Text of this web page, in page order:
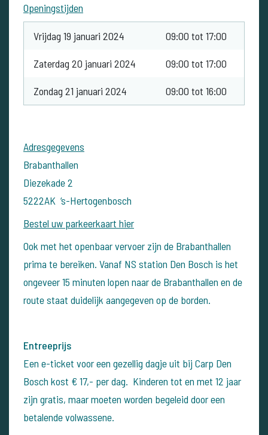
Openingstijden
Vrijdag 19 januari 2024 09:00 tot 17:00
Zaterdag 20 januari 2024 09:00 tot 17:00
Zondag 21 januari 2024 09:00 tot 16:00
Adresgegevens
Brabanthallen
Diezekade 2
5222AK ‘s-Hertogenbosch
Bestel uw parkeerkaart hier
Ook met het openbaar vervoer zijn de Brabanthallen
prima te bereiken. Vanaf NS station Den Bosch is het
ongeveer 15 minuten lopen naar de Brabanthallen en de
route staat duidelijk aangegeven op de borden.
Entreeprijs
Een e-ticket voor een gezellig dagje uit bij Carp Den
Bosch kost € 17,- per dag. Kinderen tot en met 12 jaar
zijn gratis, maar moeten worden begeleid door een
betalende volwassene.